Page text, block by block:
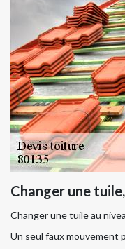
Changer une
Changer une tuile au
Un seul faux mouvement